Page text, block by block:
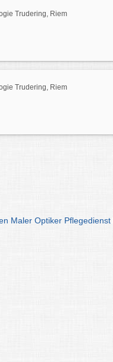
Trudering, Riem
Trudering, Riem
Maler Optiker Pflegedienst